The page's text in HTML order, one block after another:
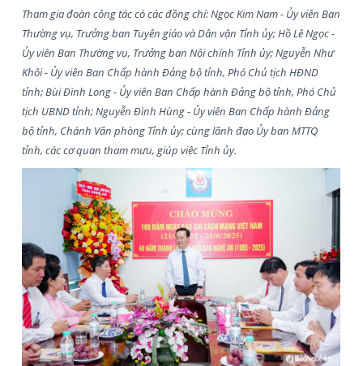
Tham gia đoàn công tác có các đồng chí: Ngọc Kim Nam - Ủy viên Ban
Thường vụ, Trưởng ban Tuyên giáo và Dân vận Tỉnh ủy; Hồ Lê Ngọc -
Ủy viên Ban Thường vụ, Trưởng ban Nội chính Tỉnh ủy; Nguyễn Như
Khôi - Ủy viên Ban Chấp hành Đảng bộ tỉnh, Phó Chủ tịch HĐND
tỉnh; Bùi Đình Long - Ủy viên Ban Chấp hành Đảng bộ tỉnh, Phó Chủ
tịch UBND tỉnh; Nguyễn Đình Hùng - Ủy viên Ban Chấp hành Đảng
bộ tỉnh, Chánh Văn phòng Tỉnh ủy; cùng lãnh đạo Ủy ban MTTQ
tỉnh, các cơ quan tham mưu, giúp việc Tỉnh ủy.